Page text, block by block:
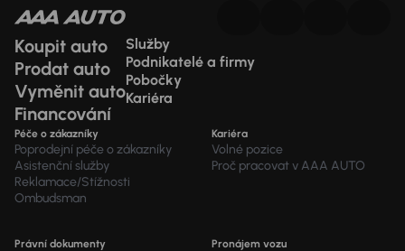
Koupit auto
Prodat auto
Vyměnit auto
Financování
Služby
Podnikatelé a firmy
Pobočky
Kariéra
Péče o zákazníky
Poprodejní péče o zákazníky
Asistenční služby
Reklamace/Stížnosti
Ombudsman
Kariéra
Volné pozice
Proč pracovat v AAA AUTO
Právní dokumenty Pronájem vozu